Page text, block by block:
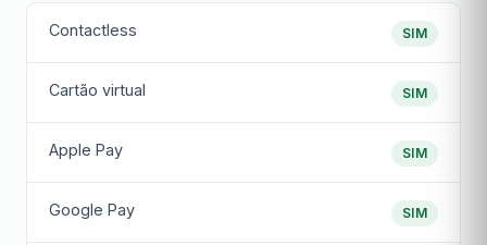
Contactless SIM
Cartão virtual SIM
Apple Pay SIM
Google Pay SIM